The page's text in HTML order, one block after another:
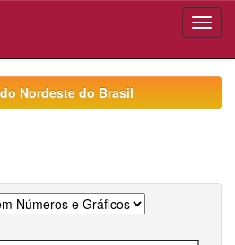
Nordeste do Brasil